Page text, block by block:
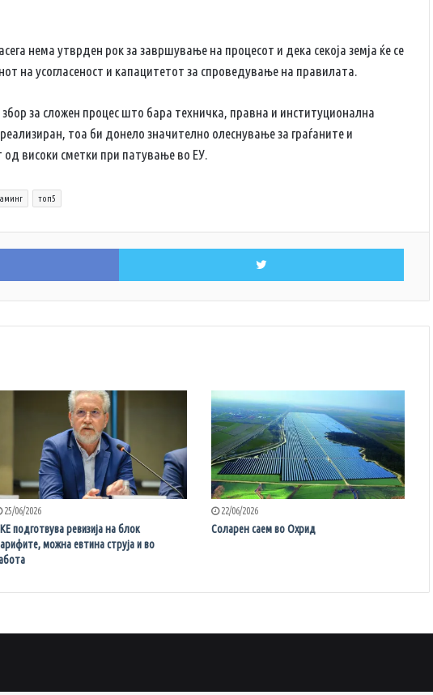
нема утврден рок за завршување на процесот и дека секоја земја ќе се
на усогласеност и капацитетот за спроведување на правилата.
за сложен процес што бара техничка, правна и институционална
тоа би донело значително олеснување за граѓаните и
од високи сметки при патување во ЕУ.
топ5
Facebook Twitter
25/06/2026
подготвува ревизија на блок
можна евтина струја и во
22/06/2026
Соларен саем во Охрид